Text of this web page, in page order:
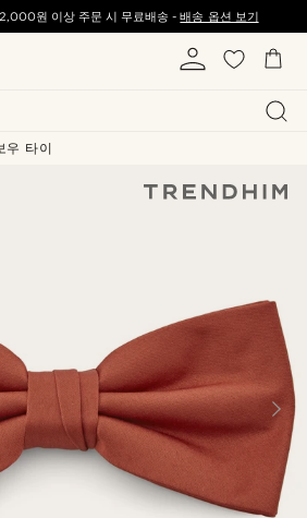
원 이상 주문 시 무료배송 -배송 옵션 보기
우 타이